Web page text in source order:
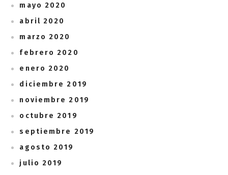
mayo 2020
abril 2020
marzo 2020
febrero 2020
enero 2020
diciembre 2019
noviembre 2019
octubre 2019
septiembre 2019
agosto 2019
julio 2019